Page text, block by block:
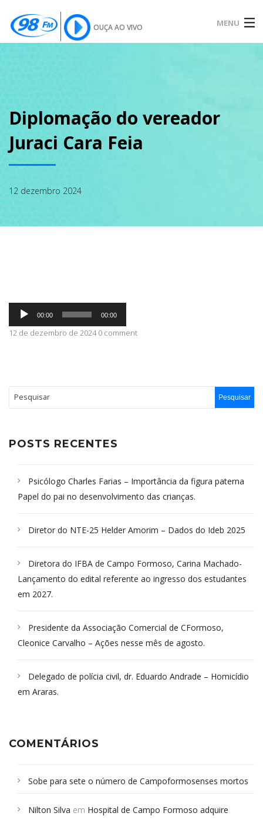
OUÇA AO VIVO MENU
SOBRE
NOTÍCIAS
CONTATO
Diplomação do vereador
Juraci Cara Feia
12 dezembro 2024
Tocador
áudio
00:00 00:00
12 de dezembro de 2024 0 comment
POSTS RECENTES
Psicólogo Charles Farias – Importância da figura paterna
Papel do pai no desenvolvimento das crianças.
Diretor do NTE-25 Helder Amorim – Dados do Ideb 2025
Diretora do IFBA de Campo Formoso, Carina Machado-
Lançamento do edital referente ao ingresso dos estudantes
em 2027.
Presidente da Associação Comercial de CFormoso,
Cleonice Carvalho – Ações nesse mês de agosto.
Delegado de polícia civil, dr. Eduardo Andrade – Homicídio
em Araras.
COMENTÁRIOS
Sobe para sete o número de Campoformosenses mortos
Campoformosenses que morreram em desabamentos são
Nilton Silva em Hospital de Campo Formoso adquire